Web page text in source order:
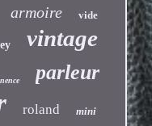
armoire vide
vintage
parleur
roland mini